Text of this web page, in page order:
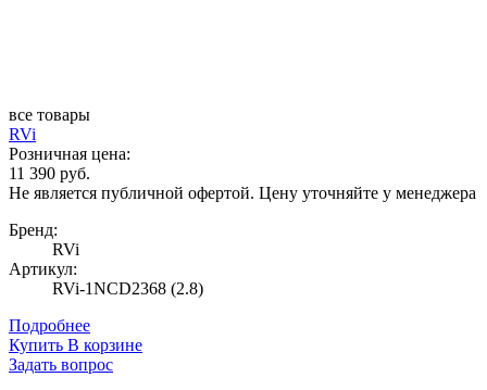
все товары
RVi
Розничная цена:
11 390 руб.
Не является публичной офертой. Цену уточняйте у менеджера
Бренд:
RVi
Артикул:
RVi-1NCD2368 (2.8)
Подробнее
Купить В корзине
Задать вопрос